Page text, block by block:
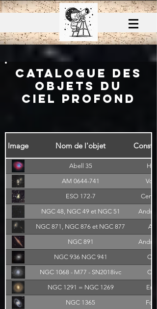
Catalogue des
objets du
Ciel Profond
Image Nom de l'objet
Abell 35
AM 0644-741
ESO 172-7
NGC 48, NGC 49 et NGC 51
NGC 871, NGC 876 et NGC 877
NGC 891
NGC 936 NGC 941
NGC 1068 - M77 - SN2018ivc
NGC 1291 = NGC 1269
NGC 1365